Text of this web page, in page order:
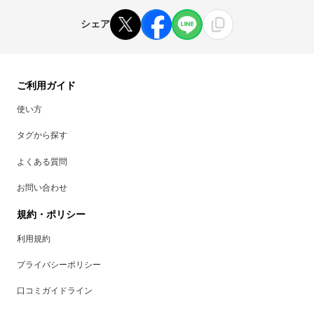
シェア
ご利用ガイド
使い方
タグから探す
よくある質問
お問い合わせ
規約・ポリシー
利用規約
プライバシーポリシー
口コミガイドライン